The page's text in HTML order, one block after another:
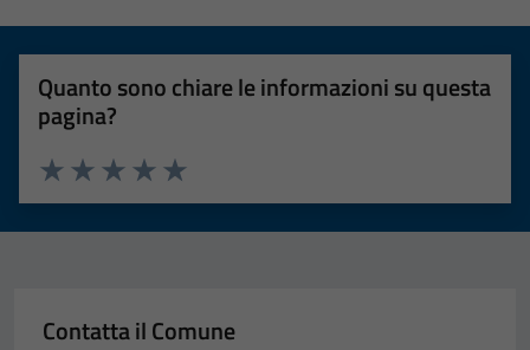
Quanto sono chiare le informazioni su questa
pagina?
Valuta 5 stelle su 5
Valuta 4 stelle su 5
Valuta 3 stelle su 5
Valuta 2 stelle su 5
Valuta 1 stelle su 5
Contatta il Comune